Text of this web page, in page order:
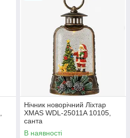
Нічник новорічний Ліхтар
XMAS WDL-25011A 10105,
санта
В наявності